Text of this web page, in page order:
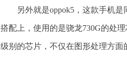
另外就是oppok5，这款手机
搭配上，使用的是骁龙730G的处
级别的芯片，不仅在图形处理方